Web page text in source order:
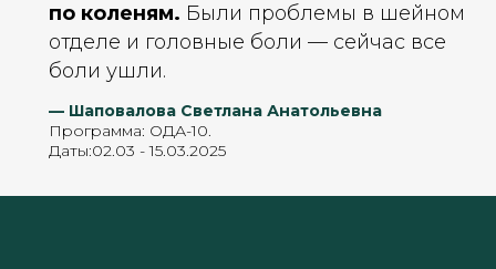
по коленям. Были проблемы в шейном
отделе и головные боли — сейчас все
боли ушли.
— Шаповалова Светлана Анатольевна
Программа: ОДА-10.
Даты:02.03 - 15.03.2025